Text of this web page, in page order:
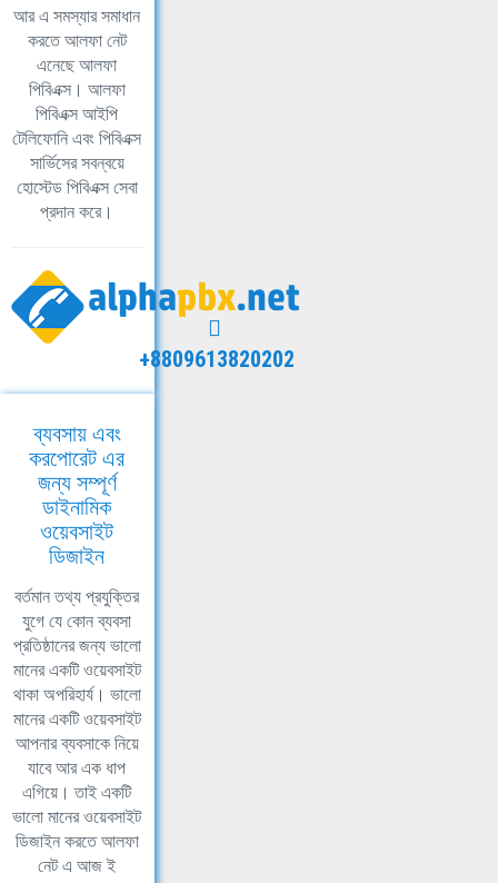
আর এ সমস্যার সমাধান
করতে আলফা নেট
এনেছে আলফা
পিবিএক্স। আলফা
পিবিএক্স আইপি
টেলিফোনি এবং পিবিএক্স
সার্ভিসের সবন্বয়ে
হোস্টেড পিবিএক্স সেবা
প্রদান করে।
+8809613820202
ব্যবসায় এবং
করপোরেট এর
জন্য সম্পূর্ণ
ডাইনামিক
ওয়েবসাইট
ডিজাইন
বর্তমান তথ্য প্রযুক্তির
যুগে যে কোন ব্যবসা
প্রতিষ্ঠানের জন্য ভালো
মানের একটি ওয়েবসাইট
থাকা অপরিহার্য। ভালো
মানের একটি ওয়েবসাইট
আপনার ব্যবসাকে নিয়ে
যাবে আর এক ধাপ
এগিয়ে। তাই একটি
ভালো মানের ওয়েবসাইট
ডিজাইন করতে আলফা
নেট এ আজ ই